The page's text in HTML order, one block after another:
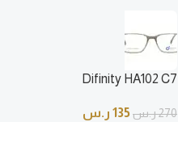
Difinity HA102 C7
270ر.س135 ر.س